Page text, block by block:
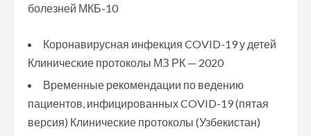
болезней МКБ-10
Коронавирусная инфекция COVID-19 у детей
Клинические протоколы МЗ РК — 2020
Временные рекомендации по ведению
пациентов, инфицированных COVID-19 (пятая
версия) Клинические протоколы (Узбекистан)